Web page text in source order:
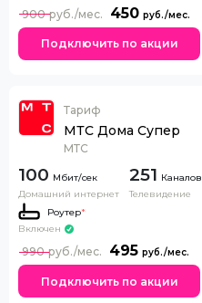
450
900
Подключить по акции
Тариф
МТС Дома Супер
МТС
100
Домашний интернет
251 Каналов
Телевидение
Роутер*
Включен
495
990
Подключить по акции